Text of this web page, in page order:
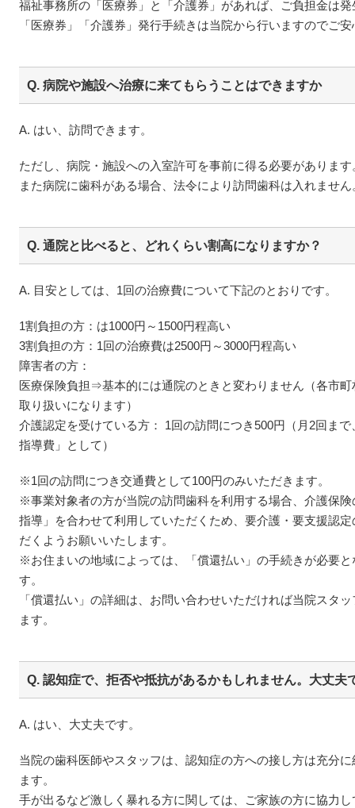
福祉事務所の「医療券」と「介護券」があれば、ご負担金は
「医療券」「介護券」発行手続きは当院から行いますのでご
Q. 病院や施設へ治療に来てもらうことはできますか
A. はい、訪問できます。
ただし、病院・施設への入室許可を事前に得る必要があります
また病院に歯科がある場合、法令により訪問歯科は入れません
Q. 通院と比べると、どれくらい割高になりますか？
A. 目安としては、1回の治療費について下記のとおりです。
1割負担の方：は1000円～1500円程高い
3割負担の方：1回の治療費は2500円～3000円程高い
障害者の方：
医療保険負担⇒基本的には通院のときと変わりません（各市
取り扱いになります）
介護認定を受けている方： 1回の訪問につき500円（月2回ま
指導費」として）
※1回の訪問につき交通費として100円のみいただきます。
※事業対象者の方が当院の訪問歯科を利用する場合、介護保
指導」を合わせて利用していただくため、要介護・要支援認
だくようお願いいたします。
※お住まいの地域によっては、「償還払い」の手続きが必要
す。
「償還払い」の詳細は、お問い合わせいただければ当院スタ
ます。
Q. 認知症で、拒否や抵抗があるかもしれません。大丈夫
A. はい、大丈夫です。
当院の歯科医師やスタッフは、認知症の方への接し方は充分
ます。
手が出るなど激しく暴れる方に関しては、ご家族の方に協力